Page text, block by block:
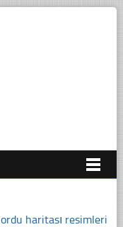
ordu haritası resimleri